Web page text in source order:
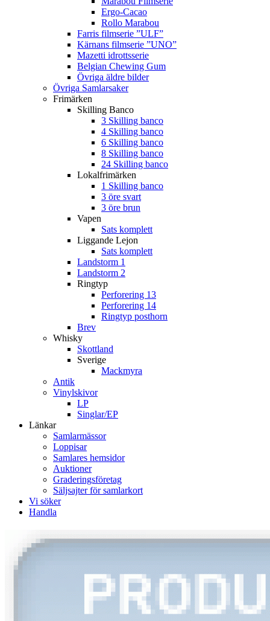
Ergo-Cacao
Rollo Marabou
Farris filmserie ”ULF”
Kärnans filmserie ”UNO”
Mazetti idrottsserie
Belgian Chewing Gum
Övriga äldre bilder
Övriga Samlarsaker
Frimärken
Skilling Banco
3 Skilling banco
4 Skilling banco
6 Skilling banco
8 Skilling banco
24 Skilling banco
Lokalfrimärken
1 Skilling banco
3 öre svart
3 öre brun
Vapen
Sats komplett
Liggande Lejon
Sats komplett
Landstorm 1
Landstorm 2
Ringtyp
Perforering 13
Perforering 14
Ringtyp posthorn
Brev
Whisky
Skottland
Sverige
Mackmyra
Antik
Vinylskivor
LP
Singlar/EP
Länkar
Samlarmässor
Loppisar
Samlares hemsidor
Auktioner
Graderingsföretag
Säljsajter för samlarkort
Vi söker
Handla